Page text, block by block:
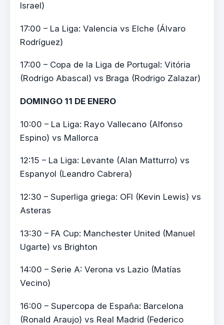
Israel)
17:00 – La Liga: Valencia vs Elche (Álvaro
Rodríguez)
17:00 – Copa de la Liga de Portugal: Vitória
(Rodrigo Abascal) vs Braga (Rodrigo Zalazar)
DOMINGO 11 DE ENERO
10:00 – La Liga: Rayo Vallecano (Alfonso
Espino) vs Mallorca
12:15 – La Liga: Levante (Alan Matturro) vs
Espanyol (Leandro Cabrera)
12:30 – Superliga griega: OFI (Kevin Lewis) vs
Asteras
13:30 – FA Cup: Manchester United (Manuel
Ugarte) vs Brighton
14:00 – Serie A: Verona vs Lazio (Matías
Vecino)
16:00 – Supercopa de España: Barcelona
(Ronald Araujo) vs Real Madrid (Federico